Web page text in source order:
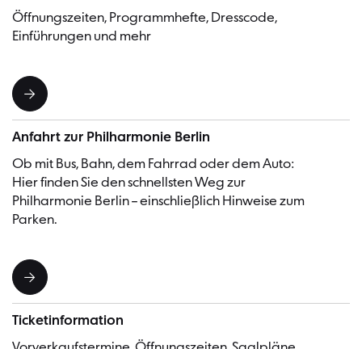
Öffnungszeiten, Programmhefte, Dresscode,
Einführungen und mehr
Anfahrt zur Philharmonie Berlin
Ob mit Bus, Bahn, dem Fahrrad oder dem Auto:
Hier finden Sie den schnellsten Weg zur
Philharmonie Berlin – einschließlich Hinweise zum
Parken.
Ticketinformation